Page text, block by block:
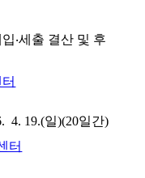
터
‧세출 결산 및 후
4. 19.(일)(20일간)